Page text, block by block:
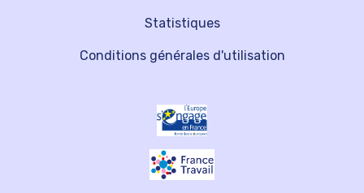
Statistiques
Conditions générales d'utilisation